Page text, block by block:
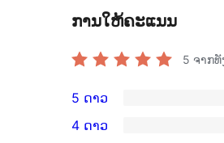
ການໃຫ້ຄະແນນ
5 ຈາກ
ການ
ວິຈານ
5 ດາວ
4 ດາວ